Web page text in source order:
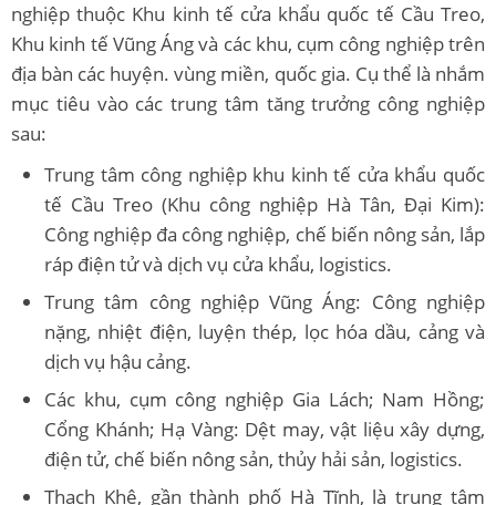
nghiệp thuộc Khu kinh tế cửa khẩu quốc tế Cầu Treo,
Khu kinh tế Vũng Áng và các khu, cụm công nghiệp trên
địa bàn các huyện. vùng miền, quốc gia. Cụ thể là nhắm
mục tiêu vào các trung tâm tăng trưởng công nghiệp
sau:
Trung tâm công nghiệp khu kinh tế cửa khẩu quốc
tế Cầu Treo (Khu công nghiệp Hà Tân, Đại Kim):
Công nghiệp đa công nghiệp, chế biến nông sản, lắp
ráp điện tử và dịch vụ cửa khẩu, logistics.
Trung tâm công nghiệp Vũng Áng: Công nghiệp
nặng, nhiệt điện, luyện thép, lọc hóa dầu, cảng và
dịch vụ hậu cảng.
Các khu, cụm công nghiệp Gia Lách; Nam Hồng;
Cổng Khánh; Hạ Vàng: Dệt may, vật liệu xây dựng,
điện tử, chế biến nông sản, thủy hải sản, logistics.
Thạch Khê, gần thành phố Hà Tĩnh, là trung tâm